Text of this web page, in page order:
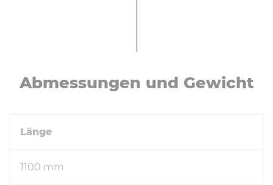
Ab­mes­sun­gen und Gewicht
Länge
1100 mm